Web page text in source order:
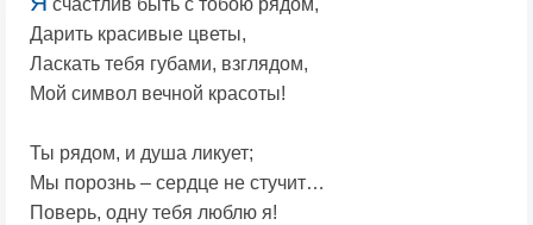
счастлив быть с тобою рядом,
Дарить красивые цветы,
Ласкать тебя губами, взглядом,
Мой символ вечной красоты!
Ты рядом, и душа ликует;
Мы порознь – сердце не стучит…
Поверь, одну тебя люблю я!